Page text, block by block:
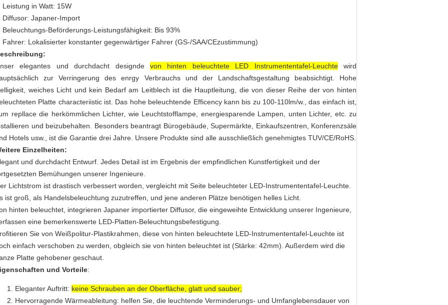
Leistung in Watt: 15W
Diffusor: Japaner-Import
Beleuchtungs-Beförderungs-Leistungsfähigkeit: Bis 93%
Fahrer: Lokalisierter konstanter gegenwärtiger Fahrer (GS-/SAA/CEzustimmung)
elegantes und durchdacht designde von hinten beleuchtete LED Instrumententafel-Leuchtewird
zur Verringerung des enrgy Verbrauchs und der Landschaftsgestaltung beabsichtigt. Hohe
weiches Licht und kein Bedarf am Leitblech ist die Hauptleitung, die von dieser Reihe der von hinten
Platte characteriistic ist. Das hohe beleuchtende Efficency kann bis zu 100-110lm/w., das einfach ist,
repllace die herkömmlichen Lichter, wie Leuchtstofflampe, energiesparende Lampen, unten Lichter, etc. zu
und beizubehalten. Besonders beantragt Bürogebäude, Supermärkte, Einkaufszentren, Konferenzsäle
Hotels usw., ist die Garantie drei Jahre. Unsere Produkte sind alle ausschließlich genehmigtes TUV/CE/RoHS.
Einzelheiten:
und durchdacht Entwurf. Jedes Detail ist im Ergebnis der empfindlichen Kunstfertigkeit und der
Bemühungen unserer Ingenieure.
Lichtstrom ist drastisch verbessert worden, vergleicht mit Seite beleuchteter LED-Instrumententafel-Leuchte.
ist groß, als Handelsbeleuchtung zuzutreffen, und jene anderen Plätze benötigen helles Licht.
hinten beleuchtet, integrieren Japaner importierter Diffusor, die eingeweihte Entwicklung unserer Ingenieure,
eine bemerkenswerte LED-Platten-Beleuchtungsbefestigung.
Sie von Weißpolitur-Plastikrahmen, diese von hinten beleuchtete LED-Instrumententafel-Leuchte ist
einfach verschoben zu werden, obgleich sie von hinten beleuchtet ist (Stärke: 42mm). Außerdem wird die
Platte gehobener geschaut.
und Vorteile:
Eleganter Auftritt: keine Schrauben an der Oberfläche, glatt und sauber;
Hervorragende Wärmeableitung: helfen Sie, die leuchtende Verminderungs- und Umfanglebensdauer von